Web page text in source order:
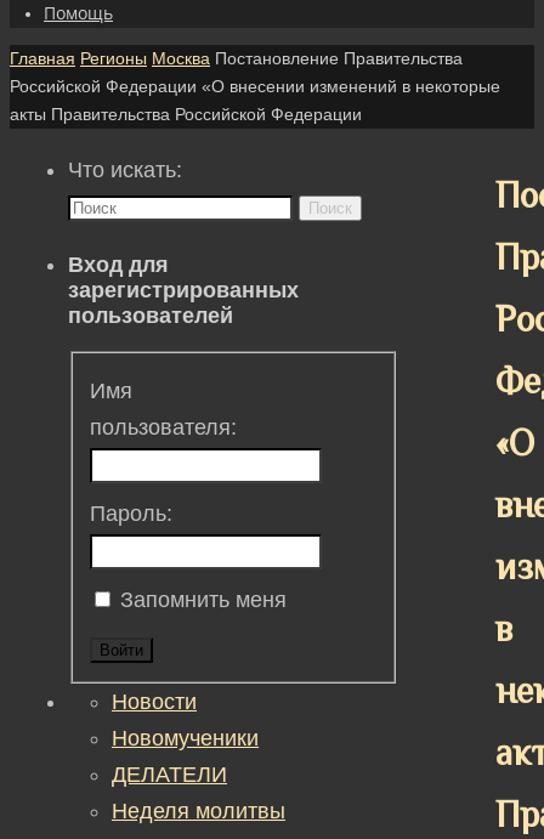
Помощь
Главная Регионы Москва Постановление Правительства
Российской Федерации «О внесении изменений в некоторые
акты Правительства Российской Федерации
«О
в
Что искать:
Поиск
Вход для
зарегистрированных
пользователей
Имя
пользователя:
Пароль:
Запомнить меня
Войти
Новости
Новомученики
ДЕЛАТЕЛИ
Неделя молитвы